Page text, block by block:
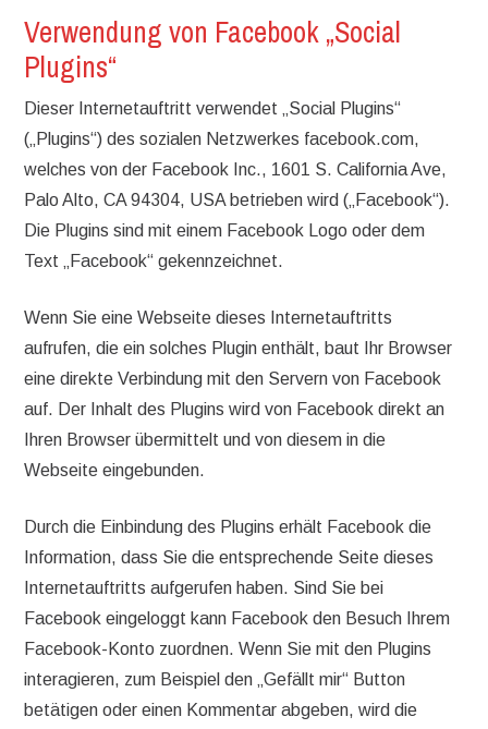
Verwendung von Facebook „Social
Plugins“
Dieser Internetauftritt verwendet „Social Plugins“
(„Plugins“) des sozialen Netzwerkes facebook.com,
welches von der Facebook Inc., 1601 S. California Ave,
Palo Alto, CA 94304, USA betrieben wird („Facebook“).
Die Plugins sind mit einem Facebook Logo oder dem
Text „Facebook“ gekennzeichnet.
Wenn Sie eine Webseite dieses Internetauftritts
aufrufen, die ein solches Plugin enthält, baut Ihr Browser
eine direkte Verbindung mit den Servern von Facebook
auf. Der Inhalt des Plugins wird von Facebook direkt an
Ihren Browser übermittelt und von diesem in die
Webseite eingebunden.
Durch die Einbindung des Plugins erhält Facebook die
Information, dass Sie die entsprechende Seite dieses
Internetauftritts aufgerufen haben. Sind Sie bei
Facebook eingeloggt kann Facebook den Besuch Ihrem
Facebook-Konto zuordnen. Wenn Sie mit den Plugins
interagieren, zum Beispiel den „Gefällt mir“ Button
betätigen oder einen Kommentar abgeben, wird die